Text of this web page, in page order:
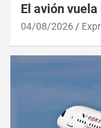
El avión
04/08/2026